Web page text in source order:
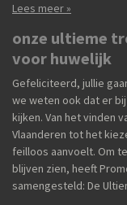
Lees meer »
onze ultieme
voor huwelijk
Gefeliciteerd, jullie
we weten ook dat er
kijken. Van het vinden
Vlaanderen tot het
feilloos aanvoelt. Om
blijven zien, heeft
samengesteld: De